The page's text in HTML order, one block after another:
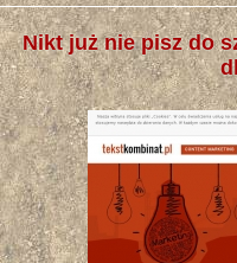
Nikt już nie pisz do